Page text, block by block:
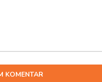
KOMENTAR